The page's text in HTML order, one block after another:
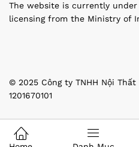
© 2025 Công ty TNHH Nội Thất
1201670101
The website is currently
licensing from the Ministry of